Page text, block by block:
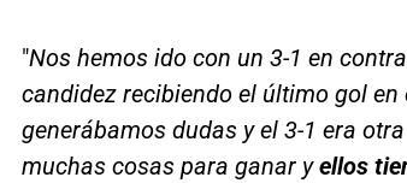
"Nos hemos ido con un 3-1 en
candidez recibiendo el último gol
generábamos dudas y el 3-1 era
muchas cosas para ganar yellos